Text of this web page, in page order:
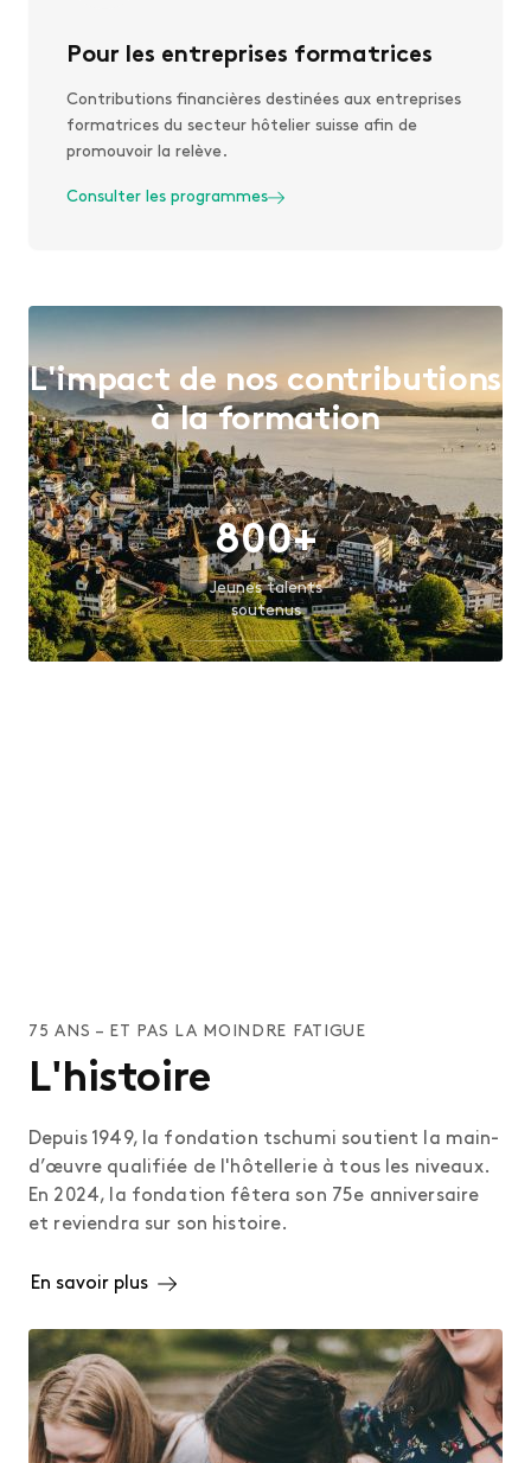
Pour les entreprises formatrices
Contributions financières destinées aux entreprises
formatrices du secteur hôtelier suisse afin de
promouvoir la relève.
Consulter les programmes
L'impact de nos contributions
à la formation
800+
Jeunes talents
soutenus
75 ANS – ET PAS LA MOINDRE FATIGUE
L'histoire
Depuis 1949, la fondation tschumi soutient la main-
d’œuvre qualifiée de l'hôtellerie à tous les niveaux.
En 2024, la fondation fêtera son 75e anniversaire
et reviendra sur son histoire.
En savoir plus